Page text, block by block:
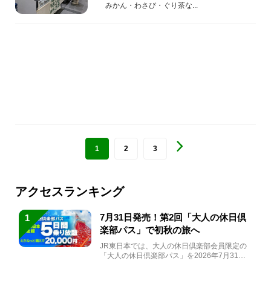
みかん・わさび・ぐり茶な...
1 2 3
アクセスランキング
1
7月31日発売！第2回「大人の休日倶
楽部パス」で初秋の旅へ
JR東日本では、大人の休日倶楽部会員限定の
「大人の休日倶楽部パス」を2026年7月31日